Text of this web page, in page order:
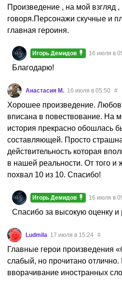
Произведение , на мой взгляд ,
говоря.Персонажи скучные и
главная героиня.
Игорь Демидов 16 июля в
Благодарю!
Анастасия М. 16 июля в 05:50 #
Хорошее произведение.
вписана в повествование. На
история прекрасно обошлась
составляющей. Просто
действительность которая
в нашей реальности. От того и
похвал 10 из 10. Спасибо!
Игорь Демидов 16 июля в
Спасибо за высокую оценку и
Ludmila 17 июля в 15:24 #
Главные герои произведения
слабый, но прочитано
вворачивание иностранных